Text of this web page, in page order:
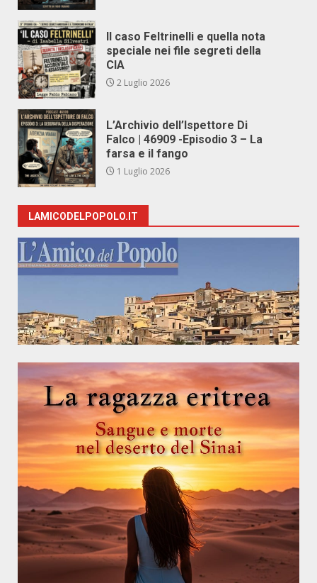
Il caso Feltrinelli e quella nota
speciale nei file segreti della
CIA
2 Luglio 2026
L’Archivio dell’Ispettore Di
Falco | 46909 -Episodio 3 – La
farsa e il fango
1 Luglio 2026
LAMICODELPOPOLO.IT